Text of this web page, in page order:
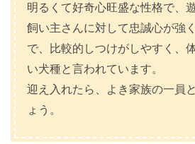
明るくて好奇心旺盛な性格で、
飼い主さんに対して忠誠心が強
で、比較的しつけがしやすく、
い犬種と言われています。
迎え入れたら、よき家族の一員
ょう。